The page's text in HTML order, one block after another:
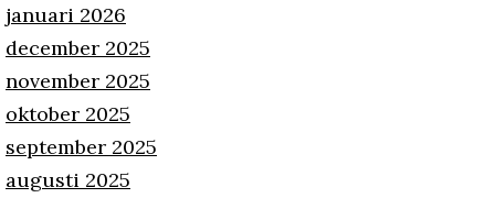
januari 2026
december 2025
november 2025
oktober 2025
september 2025
augusti 2025